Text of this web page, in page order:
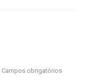
Campos obrigatórios